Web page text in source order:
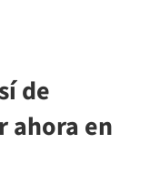
de
ahora en